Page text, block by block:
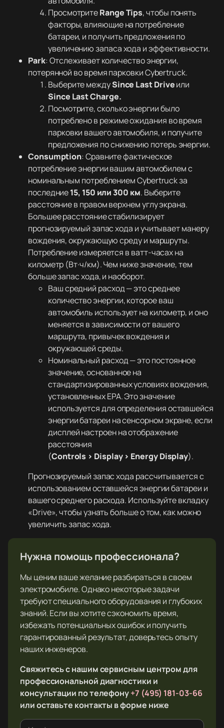
ПросмотритеRange Tips, чтобы понять
факторы, влияющие на потребление
батареи, и получить предложения по
увеличению запаса хода и эффективности.
Park: Отслеживает количество энергии,
потерянной во время парковки Cybertruck.
Выберите междуSince Last Driveили
Since Last Charge.
Посмотрите, сколько энергии было
потреблено в режиме ожидания во время
парковки вашего автомобиля, и получите
предложения по снижению потерь энергии.
Consumption: Сравните фактическое
потребление энергии вашим автомобилем с
номинальным потреблением Cybertruck за
последние15, 150 или 300 км. Выберите
расстояние в правом верхнем углу экрана.
Большее расстояние стабилизирует
прогнозируемый запас хода и учитывает манеру
вождения, окружающую среду и маршруты.
Потребление измеряется в ватт-часах на
километр (Вт·ч/км). Чем ниже значение, тем
больше запас хода, и наоборот.
Ваш средний расход — это среднее
количество энергии, которое ваш
автомобиль использует на километр, и оно
меняется в зависимости от вашего
маршрута, привычек вождения и
окружающей среды.
Номинальный расход — это постоянное
значение, основанное на
стандартизированных условиях вождения,
установленных EPA. Это значение
используется для определения оставшейся
энергии батареи на сенсорном экране, если
дисплей настроен на отображение
расстояния
(Controls > Display > Energy Display).
Прогнозируемый запас хода рассчитывается с
использованием оставшейся энергии батареи и
вашего среднего расхода. Используйте вкладку
«Drive», чтобы узнать больше о том, как можно
увеличить запас хода.
Нужна помощь профессионала?
Мы ценим ваше желание разбираться в своем
электромобиле. Однако некоторые задачи
требуют специального оборудования и глубоких
знаний. Если вы хотите сэкономить время,
избежать потенциальных ошибок и получить
гарантированный результат, доверьтесь опыту
наших инженеров.
Свяжитесь с нашим сервисным центром для
профессиональной диагностики и
консультации по телефону+7 (495) 181-03-66
или оставьте контакты в форме ниже